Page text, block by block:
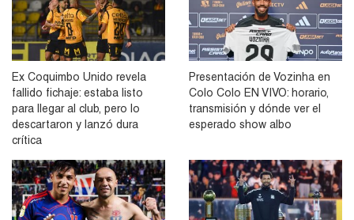
Ex Coquimbo Unido revela
fallido fichaje: estaba listo
para llegar al club, pero lo
descartaron y lanzó dura
crítica
Presentación de Vozinha en
Colo Colo EN VIVO: horario,
transmisión y dónde ver el
esperado show albo